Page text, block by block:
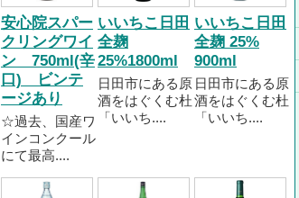
安心院スパー
クリングワイ
ン 750ml(辛
口) ビンテ
ージあり
☆過去、国産ワ
インコンクール
にて最高....
いいちこ日田
全麹
25%1800ml
日田市にある原
酒をはぐくむ杜
「いいち....
いいちこ日田
全麹 25%
900ml
日田市にある原
酒をはぐくむ杜
「いいち....